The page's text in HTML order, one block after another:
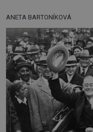
ANETA BARTONÍKOVÁ